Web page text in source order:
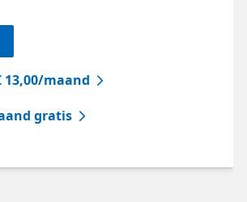
13,00/maand
gratis